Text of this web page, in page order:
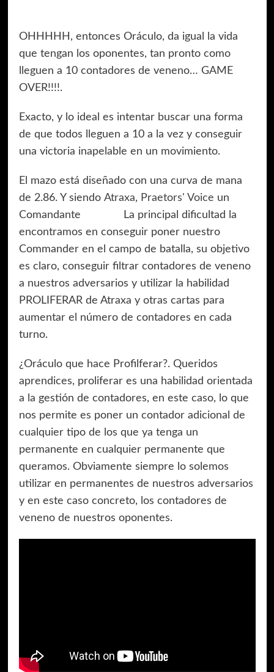
OHHHHH, entonces Oráculo, da igual la vida
que tengan los oponentes, tan pronto como
lleguen a 10 contadores de veneno… GAME
OVER!!!!.
Exacto, y lo ideal es intentar buscar una forma
de que todos lleguen a 10 a la vez y conseguir
una victoria inapelable en un movimiento.
El mazo está diseñado con una curva de mana
de 2.86. Y siendo Atraxa, Praetors' Voice un
Comandante
La principal dificultad la
encontramos en conseguir poner nuestro
Commander en el campo de batalla, su objetivo
es claro, conseguir filtrar contadores de veneno
a nuestros adversarios y utilizar la habilidad
PROLIFERAR de Atraxa y otras cartas para
aumentar el número de contadores en cada
turno.
¿Oráculo que hace Profilferar?. Queridos
aprendices, proliferar es una habilidad orientada
a la gestión de contadores, en este caso, lo que
nos permite es poner un contador adicional de
cualquier tipo de los que ya tenga un
permanente en cualquier permanente que
queramos. Obviamente siempre lo solemos
utilizar en permanentes de nuestros adversarios
y en este caso concreto, los contadores de
veneno de nuestros oponentes.